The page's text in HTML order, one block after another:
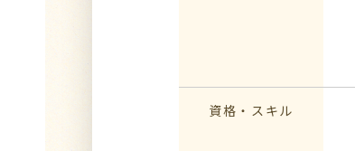
資格・スキル